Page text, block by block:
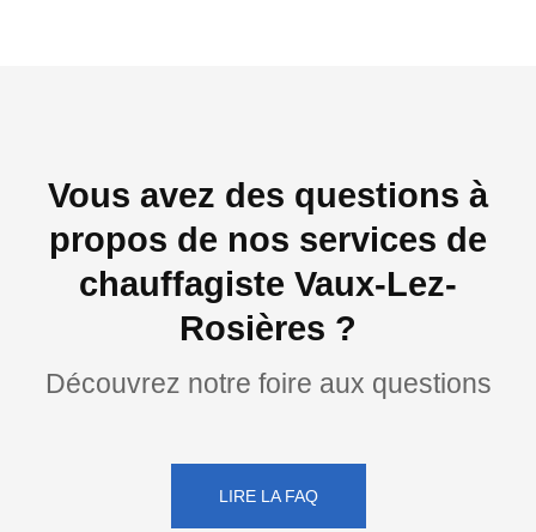
Vous avez des questions à
propos de nos services de
chauffagiste Vaux-Lez-
Rosières ?
Découvrez notre foire aux questions
LIRE LA FAQ